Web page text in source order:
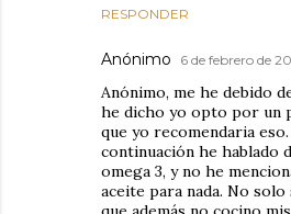
RESPONDER
Anónimo 6 de febrero de
Anónimo, me he debido
he dicho yo opto por un
que yo recomendaria
continuación he hablado
omega 3, y no he
aceite para nada. No